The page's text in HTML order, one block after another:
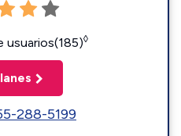
usuarios(185)◊
288-5199